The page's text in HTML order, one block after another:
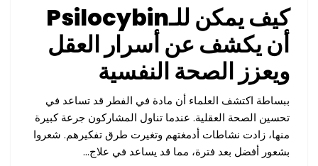
كيف يمكن للـPsilocybin
أن يكشف عن أسرار العقل
ويعزز الصحة النفسية
ببساطة اكتشف العلماء أن مادة في الفطر قد تساعد في
تحسين الصحة العقلية. عندما تناول المشاركون جرعة كبيرة
منها، زادت نشاطات أدمغتهم وتغيرت طرق تفكيرهم. شعروا
بشعور أفضل بعد فترة، مما قد يساعد في علاج…